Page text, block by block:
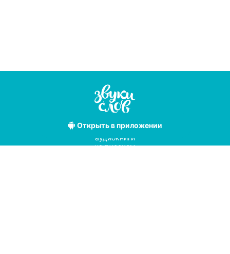
Открытьв приложении
Лучшие
аудиокниги
на русском